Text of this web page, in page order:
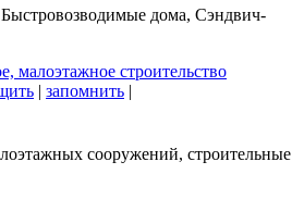
дома, Сэндвич-
малоэтажное строительство
| запомнить |
сооружений, строительные